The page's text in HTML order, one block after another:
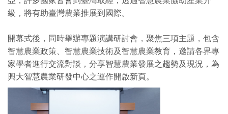
級，將有助臺灣農業推展到國際。
開幕式後，同時舉辦專題演講研討會，聚焦三項主題，包含
智慧農業政策、智慧農業技術及智慧農業教育，邀請各界專
家學者進行交流對談，分享智慧農業發展之趨勢及現況，為
興大智慧農業研發中心之運作開啟新頁。